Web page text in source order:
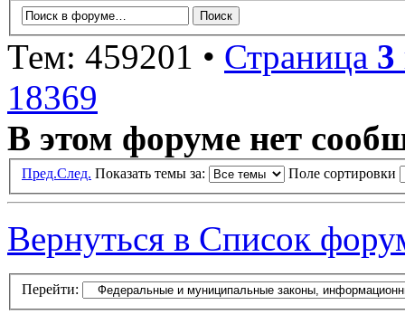
Тем: 459201 • Страница 3
18369
В этом форуме нет
Пред.След. Показать темы за: Поле сортировки
Вернуться в Список
Перейти: